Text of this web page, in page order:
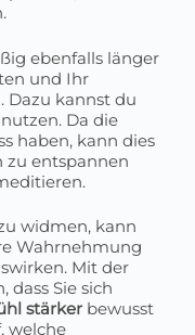
ebenfalls länger
und Ihr
Dazu kannst du
Da die
haben, kann dies
zu entspannen
widmen, kann
Wahrnehmung
Mit der
dass Sie sich
stärker bewusst
welche